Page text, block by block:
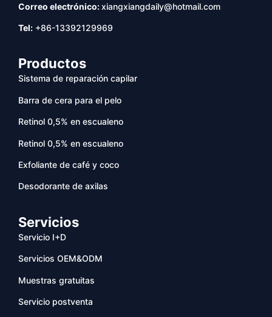
Correo electrónico:xiangxiangdaily@hotmail.com
Tel: +86-13392129969
Productos
Sistema de reparación capilar
Barra de cera para el pelo
Retinol 0,5% en escualeno
Retinol 0,5% en escualeno
Exfoliante de café y coco
Desodorante de axilas
Servicios
Servicio I+D
Servicios OEM&ODM
Muestras gratuitas
Servicio postventa